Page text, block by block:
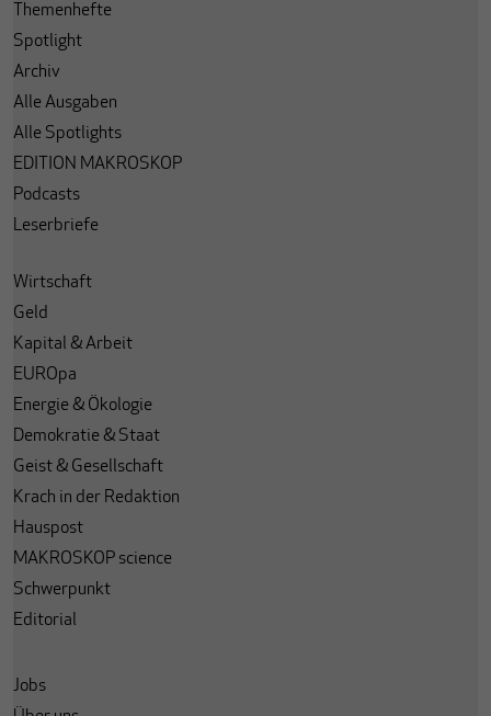
Themenhefte
Spotlight
Archiv
Alle Ausgaben
Alle Spotlights
EDITION MAKROSKOP
Podcasts
Leserbriefe
Wirtschaft
Geld
Kapital & Arbeit
EUROpa
Energie & Ökologie
Demokratie & Staat
Geist & Gesellschaft
Krach in der Redaktion
Hauspost
MAKROSKOP science
Schwerpunkt
Editorial
Jobs